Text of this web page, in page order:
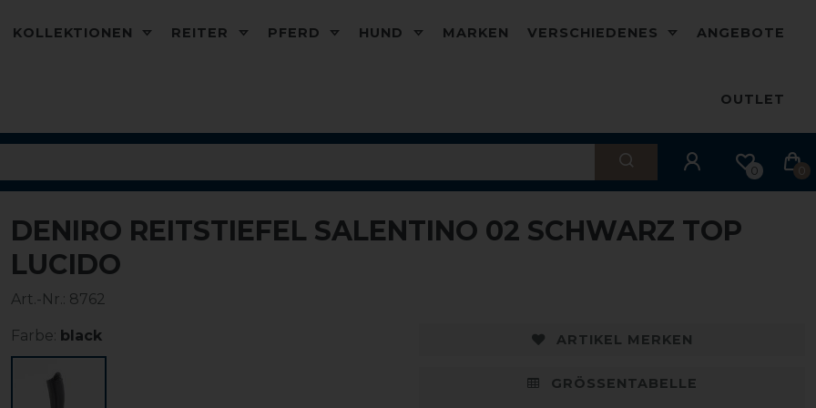
KOLLEKTIONEN REITER PFERD HUND MARKEN VERSCHIEDENES ANGEBOTE
OUTLET
0 0
DENIRO REITSTIEFEL SALENTINO 02 SCHWARZ TOP
LUCIDO
Art.-Nr.: 8762
Farbe: black ARTIKEL MERKEN
GRÖSSENTABELLE